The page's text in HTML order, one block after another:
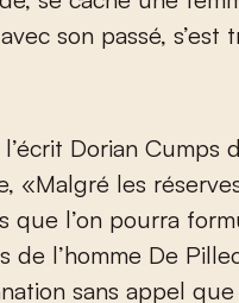
son passé, s’est
Dorian Cumps
«Malgré les
que l’on pourra
de l’homme De
sans appel